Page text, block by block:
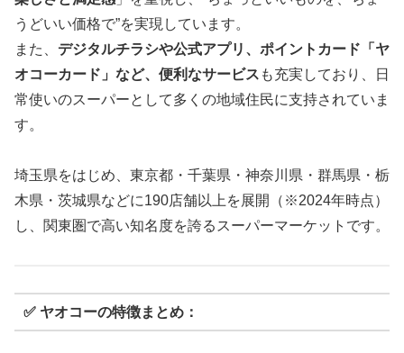
うどいい価格で”を実現しています。
また、 デジタルチラシや公式アプリ、ポイントカード「ヤ
オコーカード」など、便利なサービス も充実しており、日
常使いのスーパーとして多くの地域住民に支持されていま
す。
埼玉県をはじめ、東京都・千葉県・神奈川県・群馬県・栃
木県・茨城県などに190店舗以上を展開（※2024年時点）
し、関東圏で高い知名度を誇るスーパーマーケットです。
✅ ヤオコーの特徴まとめ：